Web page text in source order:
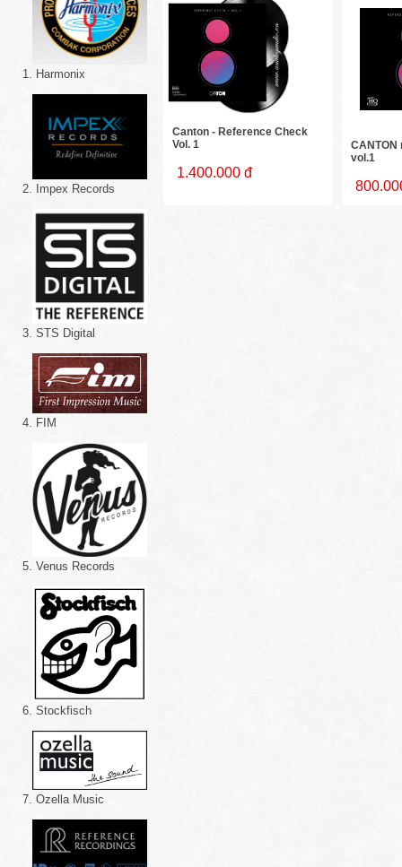
1. Harmonix
2. Impex Records
3. STS Digital
4. FIM
5. Venus Records
6. Stockfisch
7. Ozella Music
Canton - Reference Check
Vol. 1
1.400.000 đ
vol.1